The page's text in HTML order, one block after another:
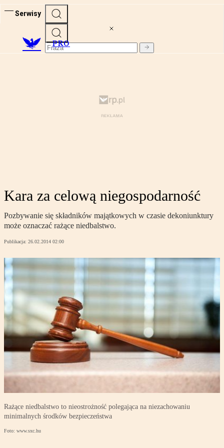
Serwisy
PRO
Kara za celową niegospodarność
Pozbywanie się składników majątkowych w czasie dekoniunktury
może oznaczać rażące niedbalstwo.
Publikacja: 26.02.2014 02:00
Rażące niedbalstwo to nieostrożność polegająca na niezachowaniu
minimalnych środków bezpieczeństwa
Foto: www.sxc.hu